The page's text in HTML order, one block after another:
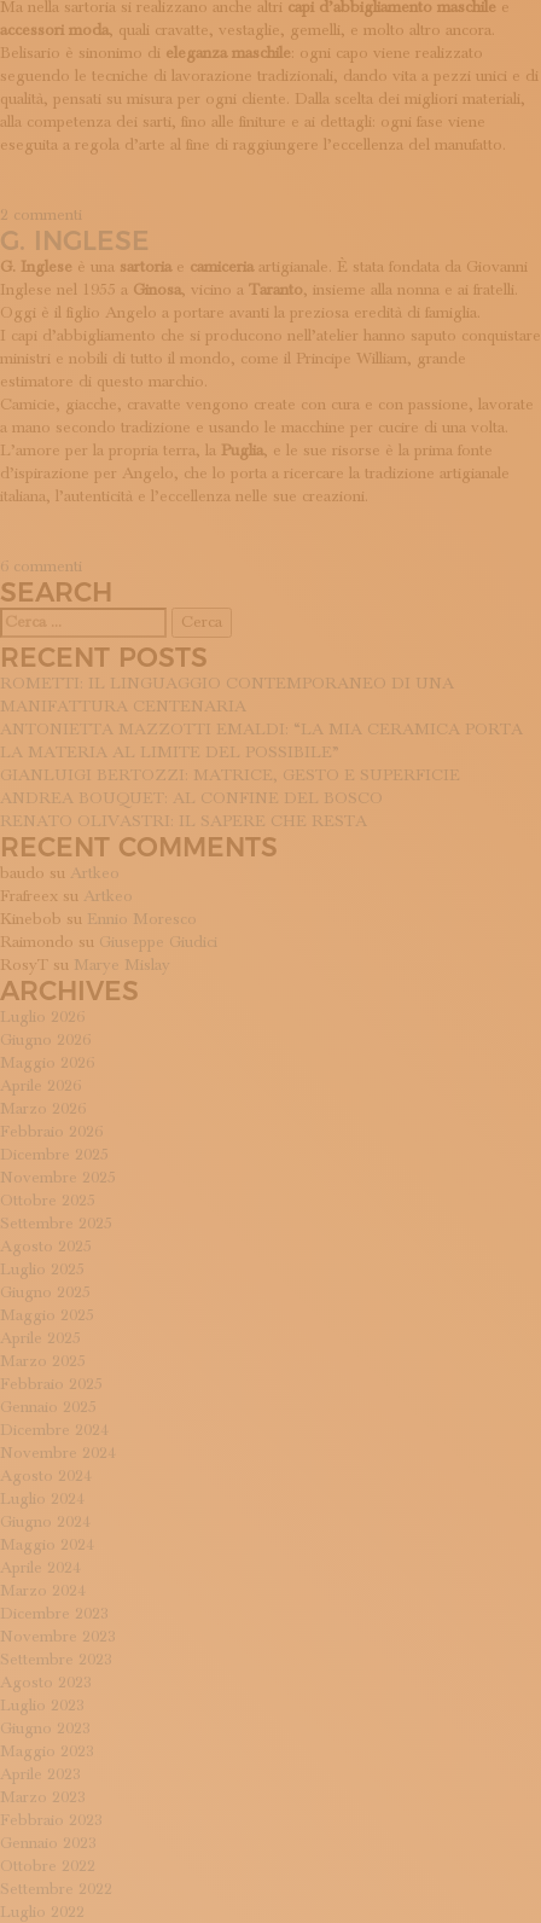
ISCRIVITI ALLA NEWSLETTER
SOSTIENICI
MAGAZINE
TUTTI I CONTENUTI
NEWS
INTERVISTE
LOGIN
Ma nella sartoria si realizzano anche altri capi d’abbigliamento maschile e
accessori moda, quali cravatte, vestaglie, gemelli, e molto altro ancora.
Belisario è sinonimo di eleganza maschile: ogni capo viene realizzato
seguendo le tecniche di lavorazione tradizionali, dando vita a pezzi unici e di
qualità, pensati su misura per ogni cliente. Dalla scelta dei migliori materiali,
alla competenza dei sarti, fino alle finiture e ai dettagli: ogni fase viene
eseguita a regola d’arte al fine di raggiungere l’eccellenza del manufatto.
2 commenti
Belisario
G. INGLESE
G. Inglese è una sartoriae camiceriaartigianale. È stata fondata da Giovanni
Inglese nel 1955 a Ginosa, vicino a Taranto, insieme alla nonna e ai fratelli.
Oggi è il figlio Angelo a portare avanti la preziosa eredità di famiglia.
I capi d’abbigliamento che si producono nell’atelier hanno saputo conquistare
ministri e nobili di tutto il mondo, come il Principe William, grande
estimatore di questo marchio.
Camicie, giacche, cravatte vengono create con cura e con passione, lavorate
a mano secondo tradizione e usando le macchine per cucire di una volta.
L’amore per la propria terra, la Puglia, e le sue risorse è la prima fonte
d’ispirazione per Angelo, che lo porta a ricercare la tradizione artigianale
italiana, l’autenticità e l’eccellenza nelle sue creazioni.
6 commenti
G.
Inglese
SEARCH
per:
RECENT POSTS
ROMETTI: IL LINGUAGGIO CONTEMPORANEO DI UNA
MANIFATTURA CENTENARIA
ANTONIETTA MAZZOTTI EMALDI: “LA MIA CERAMICA PORTA
LA MATERIA AL LIMITE DEL POSSIBILE”
GIANLUIGI BERTOZZI: MATRICE, GESTO E SUPERFICIE
ANDREA BOUQUET: AL CONFINE DEL BOSCO
RENATO OLIVASTRI: IL SAPERE CHE RESTA
RECENT COMMENTS
baudo su Artkeo
Frafreex su Artkeo
Kinebob su Ennio Moresco
Raimondo su Giuseppe Giudici
RosyT su Marye Mislay
ARCHIVES
Luglio 2026
Giugno 2026
Maggio 2026
Aprile 2026
Marzo 2026
Febbraio 2026
Dicembre 2025
Novembre 2025
Ottobre 2025
Settembre 2025
Agosto 2025
Luglio 2025
Giugno 2025
Maggio 2025
Aprile 2025
Marzo 2025
Febbraio 2025
Gennaio 2025
Dicembre 2024
Novembre 2024
Agosto 2024
Luglio 2024
Giugno 2024
Maggio 2024
Aprile 2024
Marzo 2024
Dicembre 2023
Novembre 2023
Settembre 2023
Agosto 2023
Luglio 2023
Giugno 2023
Maggio 2023
Aprile 2023
Marzo 2023
Febbraio 2023
Gennaio 2023
Ottobre 2022
Settembre 2022
Luglio 2022